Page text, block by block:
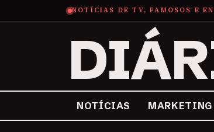
NOTÍCIAS DE TV, FAMOSOS E
NOTÍCIAS MARKETING